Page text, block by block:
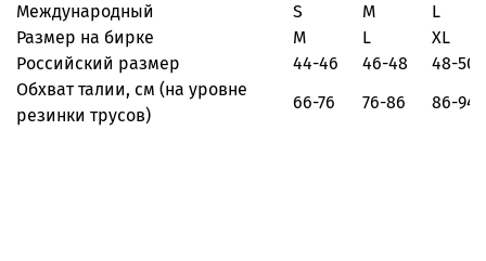
Международный S M
L
Размер на бирке
M L
XL
Российский размер
44-46 46-48
48-50
Обхват талии, см (на уровне
резинки трусов)
66-76 76-86 86-94